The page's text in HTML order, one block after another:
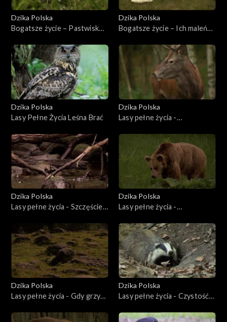
Dzika Polska
Bogatsze życie – Pastwisko
Dzika Polska
Bogatsze życie – Ich maleńki
Dzika Polska
Lasy Pełne Życia Leśna Brać
Dzika Polska
Lasy pełne życia -
Dzika Polska
Lasy pełne życia - Szczęście z
Dzika Polska
Lasy pełne życia -
Dzika Polska
Lasy pełne życia - Gdy grzyb
staną
Dzika Polska
Lasy pełne życia - Czystość